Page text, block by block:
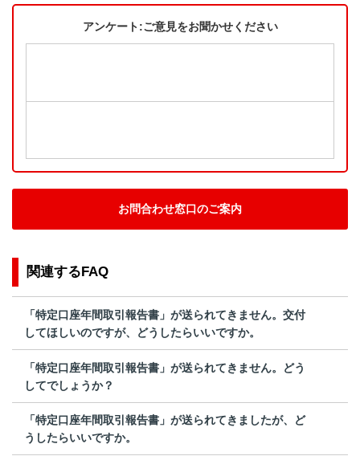
アンケート:ご意見をお聞かせください
お問合わせ窓口のご案内
関連するFAQ
「特定口座年間取引報告書」が送られてきません。交付
してほしいのですが、どうしたらいいですか。
「特定口座年間取引報告書」が送られてきません。どう
してでしょうか？
「特定口座年間取引報告書」が送られてきましたが、ど
うしたらいいですか。